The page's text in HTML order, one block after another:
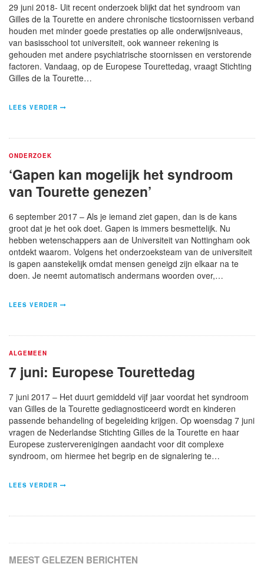
29 juni 2018- Uit recent onderzoek blijkt dat het syndroom van
Gilles de la Tourette en andere chronische ticstoornissen verband
houden met minder goede prestaties op alle onderwijsniveaus,
van basisschool tot universiteit, ook wanneer rekening is
gehouden met andere psychiatrische stoornissen en verstorende
factoren. Vandaag, op de Europese Tourettedag, vraagt Stichting
Gilles de la Tourette…
LEES VERDER
ONDERZOEK
‘Gapen kan mogelijk het syndroom
van Tourette genezen’
6 september 2017 – Als je iemand ziet gapen, dan is de kans
groot dat je het ook doet. Gapen is immers besmettelijk. Nu
hebben wetenschappers aan de Universiteit van Nottingham ook
ontdekt waarom. Volgens het onderzoeksteam van de universiteit
is gapen aanstekelijk omdat mensen geneigd zijn elkaar na te
doen. Je neemt automatisch andermans woorden over,…
LEES VERDER
ALGEMEEN
7 juni: Europese Tourettedag
7 juni 2017 – Het duurt gemiddeld vijf jaar voordat het syndroom
van Gilles de la Tourette gediagnosticeerd wordt en kinderen
passende behandeling of begeleiding krijgen. Op woensdag 7 juni
vragen de Nederlandse Stichting Gilles de la Tourette en haar
Europese zusterverenigingen aandacht voor dit complexe
syndroom, om hiermee het begrip en de signalering te…
LEES VERDER
MEEST GELEZEN BERICHTEN